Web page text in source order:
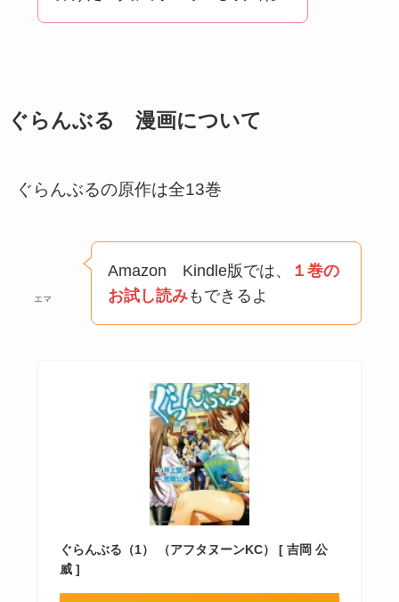
ぐらんぶる 漫画について
ぐらんぶるの原作は全13巻
エマ
Amazon Kindle版では、
１巻の
お試し読みもできるよ
ぐらんぶる（1） （アフタヌーンKC） [ 吉岡 公
威 ]